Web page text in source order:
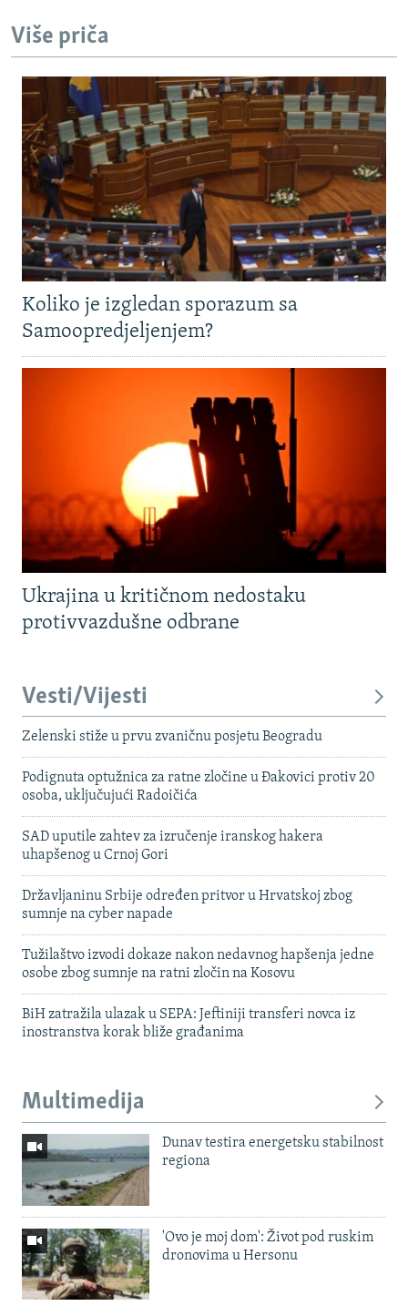
Više priča
Koliko je izgledan sporazum sa
Samoopredjeljenjem?
Ukrajina u kritičnom nedostaku
protivvazdušne odbrane
Vesti/Vijesti
Zelenski stiže u prvu zvaničnu posjetu Beogradu
Podignuta optužnica za ratne zločine u Đakovici protiv 20
osoba, uključujući Radoičića
SAD uputile zahtev za izručenje iranskog hakera
uhapšenog u Crnoj Gori
Državljaninu Srbije određen pritvor u Hrvatskoj zbog
sumnje na cyber napade
Tužilaštvo izvodi dokaze nakon nedavnog hapšenja jedne
osobe zbog sumnje na ratni zločin na Kosovu
BiH zatražila ulazak u SEPA: Jeftiniji transferi novca iz
inostranstva korak bliže građanima
Multimedija
Dunav testira energetsku stabilnost
regiona
'Ovo je moj dom': Život pod ruskim
dronovima u Hersonu